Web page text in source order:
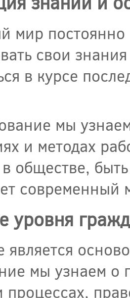
мир
свои
в курсе
мы
и методах
обществе,
современный
уровня
является
мы узнаем о
процессах,